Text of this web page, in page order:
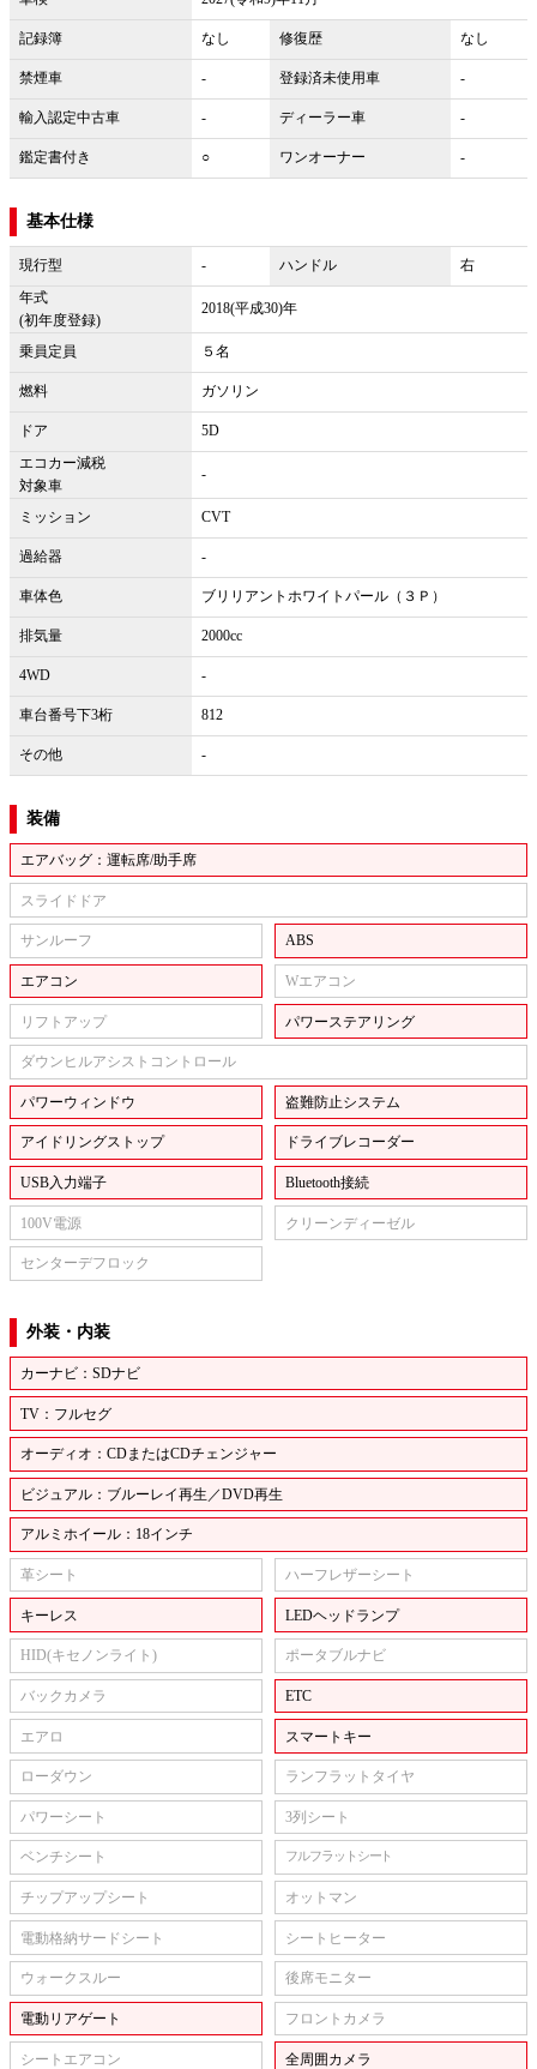
記録簿 なし 修復歴 なし
禁煙車 - 登録済未使用車 -
輸入認定中古車 - ディーラー車 -
鑑定書付き ○ ワンオーナー -
基本仕様
現行型 - ハンドル
右
年式
(初年度登録)
2018(平成30)年
乗員定員 ５名
燃料 ガソリン
ドア
5D
エコカー減税
対象車
-
ミッション CVT
過給器 -
車体色 ブリリアントホワイトパール（３Ｐ）
排気量 2000cc
4WD -
車台番号下3桁 812
その他 -
装備
エアバッグ：運転席/助手席
スライドドア
サンルーフ ABS
エアコン Wエアコン
リフトアップ パワーステアリング
ダウンヒルアシストコントロール
パワーウィンドウ 盗難防止システム
アイドリングストップ ドライブレコーダー
USB入力端子 Bluetooth接続
100V電源 クリーンディーゼル
センターデフロック
外装・内装
カーナビ：SDナビ
TV：フルセグ
オーディオ：CDまたはCDチェンジャー
ビジュアル：ブルーレイ再生／DVD再生
アルミホイール：18インチ
革シート ハーフレザーシート
キーレス LEDヘッドランプ
HID(キセノンライト) ポータブルナビ
バックカメラ ETC
エアロ スマートキー
ローダウン ランフラットタイヤ
パワーシート 3列シート
ベンチシート フルフラットシート
チップアップシート オットマン
電動格納サードシート シートヒーター
ウォークスルー 後席モニター
電動リアゲート フロントカメラ
シートエアコン 全周囲カメラ